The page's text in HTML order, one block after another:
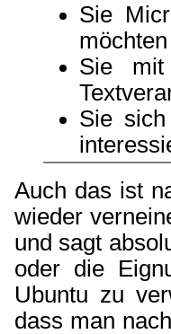
Sie
möchten
Sie mit
Sie
Auch das ist
wieder
und sagt
oder die
Ubuntu zu
dass man